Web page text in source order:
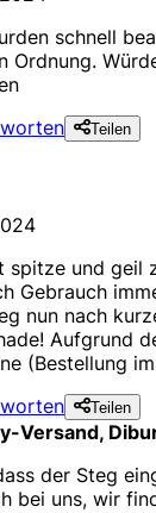
schnell
Ordnung.
Teilen
spitze und geil
Gebrauch
nun nach
Aufgrund
(Bestellung
Teilen
Versand,
der Steg
bei uns, wir